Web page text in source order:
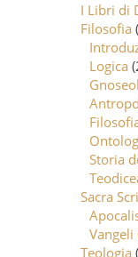
I Libri di
Filosofia
Logica
Storia
Sacra
Teologia